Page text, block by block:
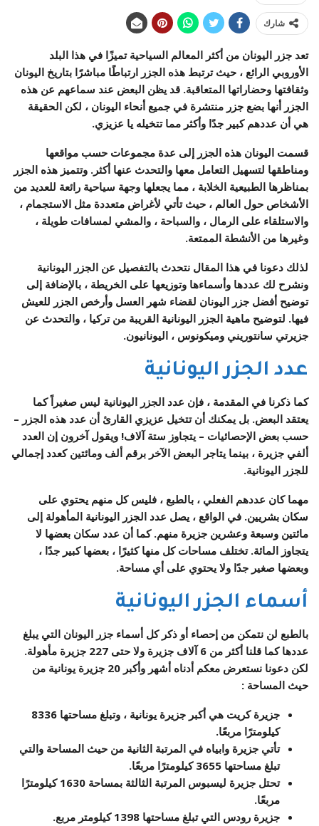
شارك
تعد جزر اليونان من أكثر المعالم السياحية تميزًا في هذا البلد
الأوروبي الرائع ، حيث ترتبط هذه الجزر ارتباطًا مباشرًا بتاريخ اليونان
وثقافتها وحضاراتها المتعاقبة. قد يظن البعض عند سماعهم عن هذه
الجزر أنها بضع جزر منتشرة في جميع أنحاء اليونان ، لكن الحقيقة
هي أن عددهم كبير جدًا وأكثر مما تتخيله يا عزيزي.
قسمت اليونان هذه الجزر إلى عدة مجموعات حسب مواقعها
ومناطقها لتسهيل التعامل معها والتحدث عنها أكثر. وتتميز هذه الجزر
بمناظرها الطبيعية الخلابة ، مما يجعلها وجهة سياحية رائعة للعديد من
الأشخاص حول العالم ، حيث تأتي لأغراض متعددة مثل الاستجمام ،
والاستلقاء على الرمال ، والسباحة ، والمشي لمسافات طويلة ،
وغيرها من الأنشطة الممتعة.
لذلك دعونا في هذا المقال نتحدث بالتفصيل عن الجزر اليونانية
ونشرح لك عددها وأسماءها وتوزيعها على الخريطة ، بالإضافة إلى
توضيح أفضل جزر اليونان لقضاء شهر العسل وأرخص الجزر للعيش
فيها. لتوضيح ماهية الجزر اليونانية القريبة من تركيا ، والتحدث عن
جزيرتي سانتوريني وميكونوس ، اليونانيون.
عدد الجزر اليونانية
كما ذكرنا في المقدمة ، فإن عدد الجزر اليونانية ليس صغيراً كما
يعتقد البعض. بل يمكنك أن تتخيل عزيزي القارئ أن عدد هذه الجزر –
حسب بعض الإحصائيات – يتجاوز ستة آلاف! ويقول آخرون إن العدد
ألفي جزيرة ، بينما يتاجر البعض الآخر برقم ألف ومائتين كعدد إجمالي
للجزر اليونانية.
مهما كان عددهم الفعلي ، بالطبع ، فليس كل منهم يحتوي على
سكان بشريين. في الواقع ، يصل عدد الجزر اليونانية المأهولة إلى
مائتين وسبعة وعشرين جزيرة منهم. كما أن عدد سكان بعضها لا
يتجاوز المائة. تختلف مساحات كل منها كثيرًا ، بعضها كبير جدًا ،
وبعضها صغير جدًا ولا يحتوي على أي مساحة.
أسماء الجزر اليونانية
بالطبع لن نتمكن من إحصاء أو ذكر كل أسماء جزر اليونان التي يبلغ
عددها كما قلنا أكثر من 6 آلاف جزيرة ولا حتى 227 جزيرة مأهولة.
لكن دعونا نستعرض معكم أدناه أشهر وأكبر 20 جزيرة يونانية من
حيث المساحة :
جزيرة كريت هي أكبر جزيرة يونانية ، وتبلغ مساحتها 8336
كيلومترًا مربعًا.
تأتي جزيرة وابياه في المرتبة الثانية من حيث المساحة والتي
تبلغ مساحتها 3655 كيلومترًا مربعًا.
تحتل جزيرة ليسبوس المرتبة الثالثة بمساحة 1630 كيلومترًا
مربعًا.
جزيرة رودس التي تبلغ مساحتها 1398 كيلومتر مربع.